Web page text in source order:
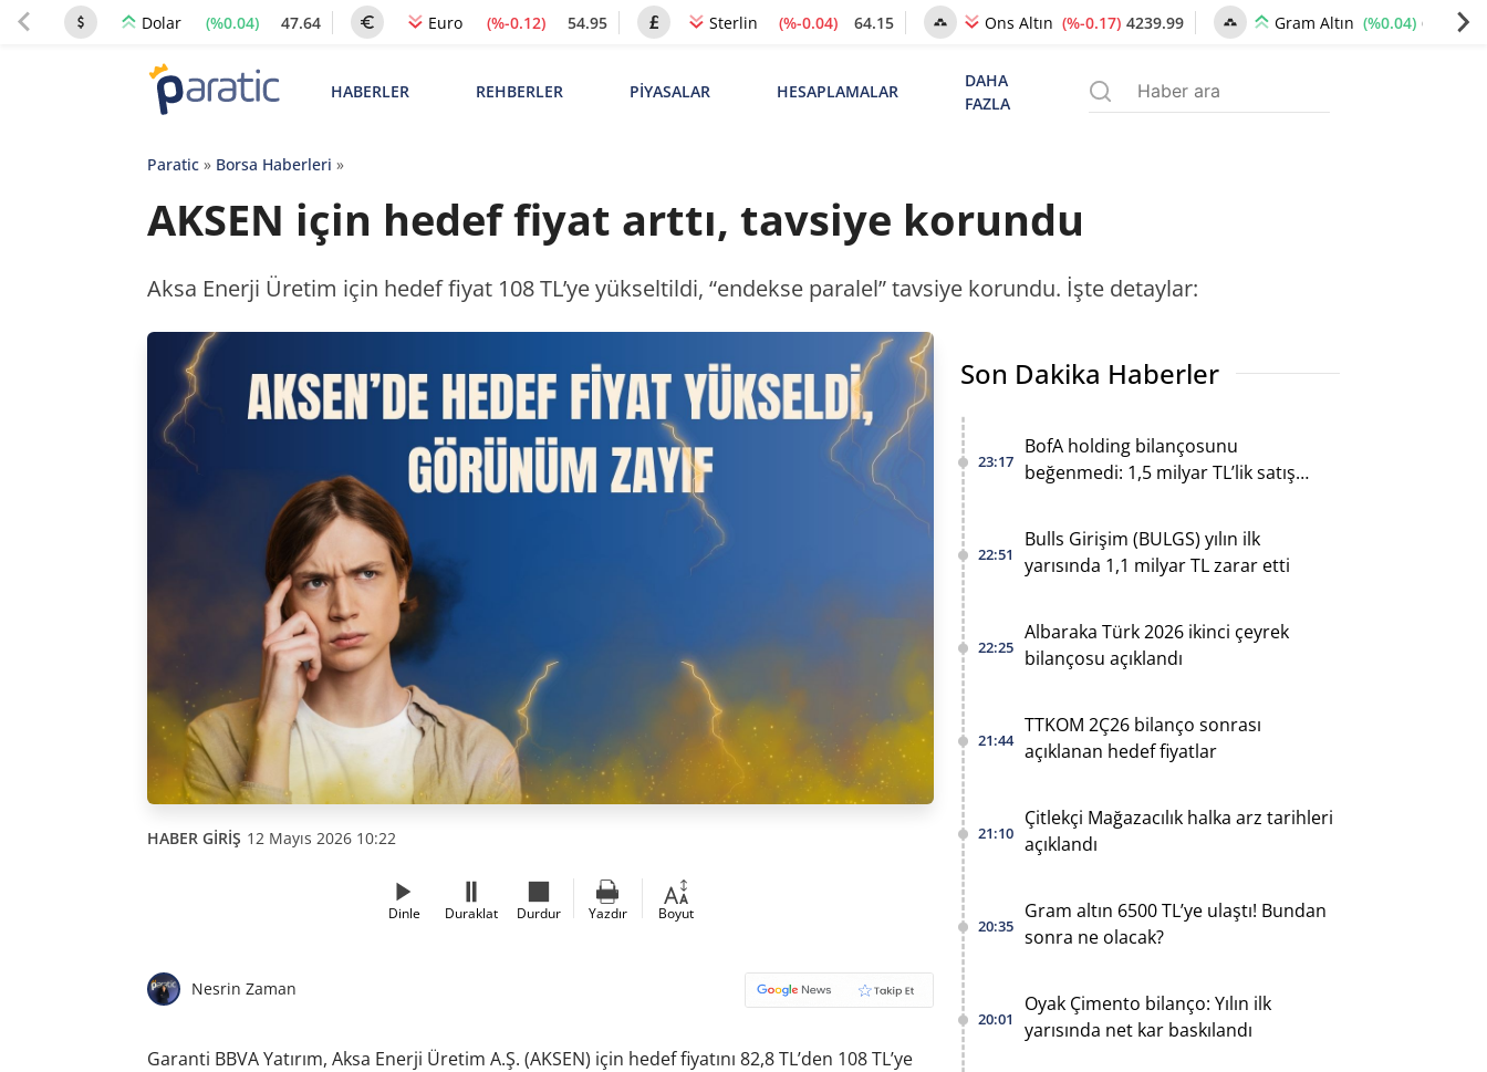
Dolar (%0.04) 47.64 Euro (%-0.12) 54.95 Sterlin (%-0.04) 64.15 Ons Altın (%-0.17) 4239.99 Gram Altın (%0.04) 6495.36
HABERLER REHBERLER PİYASALAR HESAPLAMALAR
DAHA
FAZLA
Paratic» Borsa Haberleri »
AKSEN için hedef fiyat arttı, tavsiye korundu
Aksa Enerji Üretim için hedef fiyat 108 TL’ye yükseltildi, “endekse paralel” tavsiye korundu. İşte detaylar:
HABER GİRİŞ 12 Mayıs 2026 10:22
Dinle Duraklat Durdur Yazdır Boyut
Nesrin Zaman
Garanti BBVA Yatırım, Aksa Enerji Üretim A.Ş. (AKSEN) için hedef fiyatını 82,8 TL’den 108 TL’ye
Son Dakika Haberler
23:17
BofA holding bilançosunu
beğenmedi: 1,5 milyar TL’lik satış
22:51
Bulls Girişim (BULGS) yılın ilk
yarısında 1,1 milyar TL zarar etti
22:25
Albaraka Türk 2026 ikinci çeyrek
bilançosu açıklandı
21:44
TTKOM 2Ç26 bilanço sonrası
açıklanan hedef fiyatlar
21:10
Çitlekçi Mağazacılık halka arz tarihleri
açıklandı
20:35
Gram altın 6500 TL’ye ulaştı! Bundan
sonra ne olacak?
20:01
Oyak Çimento bilanço: Yılın ilk
yarısında net kar baskılandı